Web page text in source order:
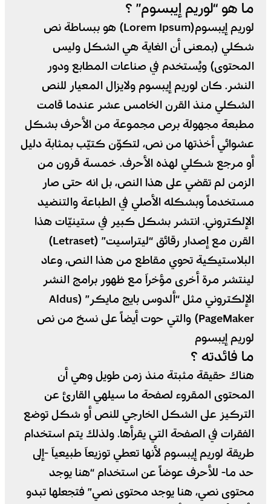
ما هو “لوريم إيبسوم” ؟
لوريم إيبسوم(Lorem Ipsum) هو ببساطة نص
شكلي (بمعنى أن الغاية هي الشكل وليس
المحتوى) ويُستخدم في صناعات المطابع ودور
النشر. كان لوريم إيبسوم ولايزال المعيار للنص
الشكلي منذ القرن الخامس عشر عندما قامت
مطبعة مجهولة برص مجموعة من الأحرف بشكل
عشوائي أخذتها من نص، لتكوّن كتيّب بمثابة دليل
أو مرجع شكلي لهذه الأحرف. خمسة قرون من
الزمن لم تقضي على هذا النص، بل انه حتى صار
مستخدماً وبشكله الأصلي في الطباعة والتنضيد
الإلكتروني. انتشر بشكل كبير في ستينيّات هذا
القرن مع إصدار رقائق “ليتراسيت” (Letraset)
البلاستيكية تحوي مقاطع من هذا النص، وعاد
لينتشر مرة أخرى مؤخراَ مع ظهور برامج النشر
الإلكتروني مثل “ألدوس بايج مايكر” (Aldus
PageMaker) والتي حوت أيضاً على نسخ من نص
لوريم إيبسوم
ما فائدته ؟
هناك حقيقة مثبتة منذ زمن طويل وهي أن
المحتوى المقروء لصفحة ما سيلهي القارئ عن
التركيز على الشكل الخارجي للنص أو شكل توضع
الفقرات في الصفحة التي يقرأها. ولذلك يتم استخدام
طريقة لوريم إيبسوم لأنها تعطي توزيعاَ طبيعياَ -إلى
حد ما- للأحرف عوضاً عن استخدام “هنا يوجد
محتوى نصي، هنا يوجد محتوى نصي” فتجعلها تبدو